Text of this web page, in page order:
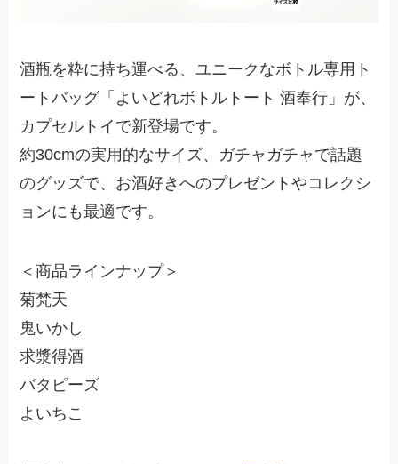
酒瓶を粋に持ち運べる、ユニークなボトル専用ト
ートバッグ「よいどれボトルトート 酒奉行」が、
カプセルトイで新登場です。
約30cmの実用的なサイズ、ガチャガチャで話題
のグッズで、お酒好きへのプレゼントやコレクシ
ョンにも最適です。
＜商品ラインナップ＞
菊梵天
鬼いかし
求漿得酒
バタピーズ
よいちこ